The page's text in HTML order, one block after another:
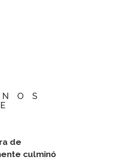
de
culminó